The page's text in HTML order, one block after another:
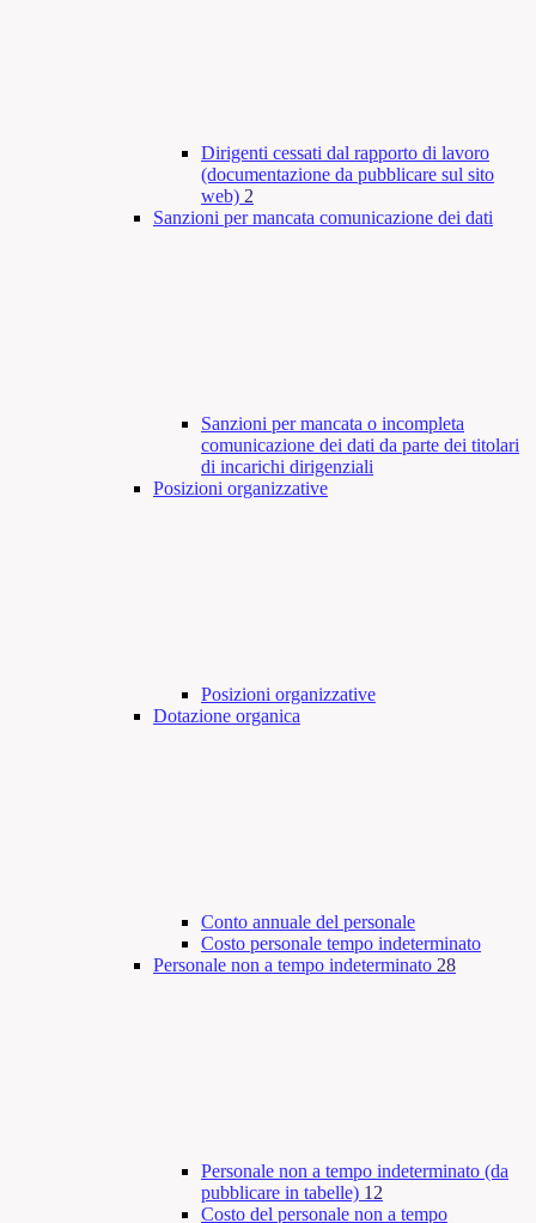
Dirigenti cessati dal rapporto di lavoro
(documentazione da pubblicare sul sito
web) 2
Sanzioni per mancata comunicazione dei dati
Sanzioni per mancata o incompleta
comunicazione dei dati da parte dei titolari
di incarichi dirigenziali
Posizioni organizzative
Posizioni organizzative
Dotazione organica
Conto annuale del personale
Costo personale tempo indeterminato
Personale non a tempo indeterminato 28
Personale non a tempo indeterminato (da
pubblicare in tabelle) 12
Costo del personale non a tempo